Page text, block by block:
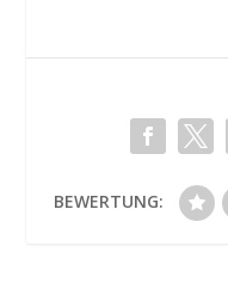
BEWERTUNG: